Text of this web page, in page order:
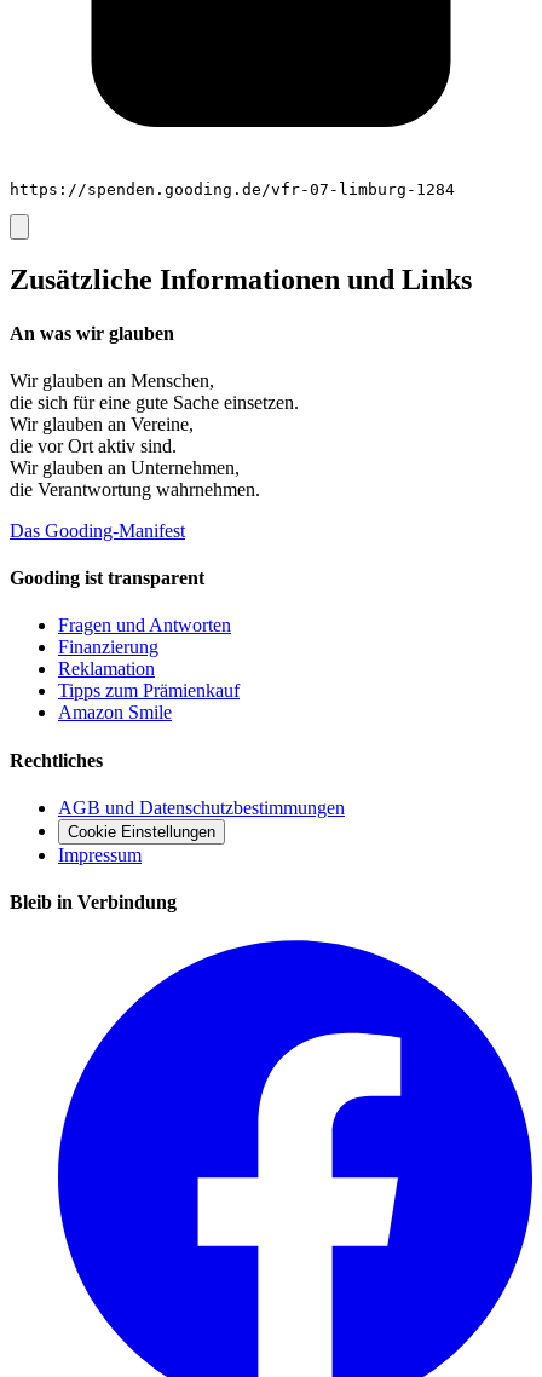
https://spenden.gooding.de/vfr-07-limburg-1284
Zusätzliche Informationen und Links
An was wir glauben
Wir glauben an Menschen,
die sich für eine gute Sache einsetzen.
Wir glauben an Vereine,
die vor Ort aktiv sind.
Wir glauben an Unternehmen,
die Verantwortung wahrnehmen.
Das Gooding-Manifest
Gooding ist transparent
Fragen und Antworten
Finanzierung
Reklamation
Tipps zum Prämienkauf
Amazon Smile
Rechtliches
AGB und Datenschutzbestimmungen
Cookie Einstellungen
Impressum
Bleib in Verbindung